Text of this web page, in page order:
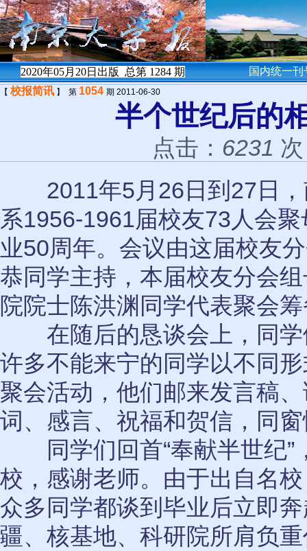
2020年05月20日出版 总第 1284 期 国内统一
【 校报简讯 】 第 1054 期 2011-06-30
半个世纪后的
点击： 6231 次
2011年5月26日到27日，
系1956-1961届校友73人会
业50周年。会议由这届校友
恭同学主持，本届校友分会
院院士陈洪渊同学代表聚会
在随后的恳谈会上，同学
许多不能来宁的同学以不同
聚会活动，他们邮来发言稿
词、感言、祝福和贺信，同
同学们回首“奉献半世纪”
校，感谢老师。由于出自名
众多同学都谈到毕业后立即
疆、核基地、科研院所肩负